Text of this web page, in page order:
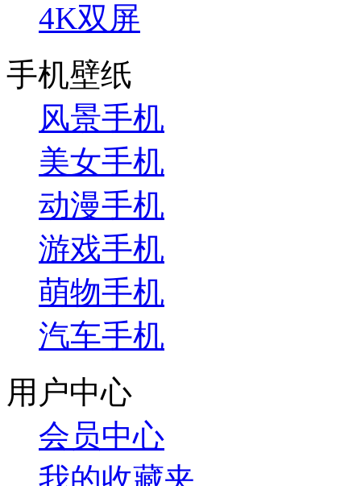
4K双屏
手机壁纸
风景手机
美女手机
动漫手机
游戏手机
萌物手机
汽车手机
用户中心
会员中心